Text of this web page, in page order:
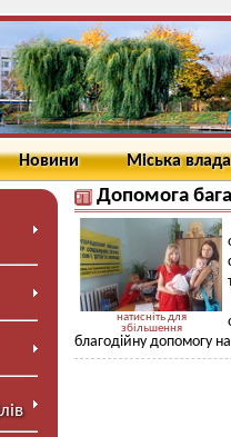
Новини Міська влада
Допомога
натисніть для
збільшення
благодійну допомогу